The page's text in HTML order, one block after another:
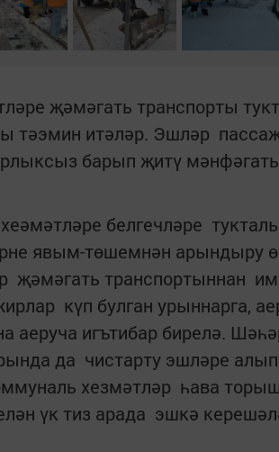
җәмәгать транспорты
тәэмин итәләр. Эшләр
барып җитү
белгечләре
явым-төшемнән арындыру
җәмәгать транспортыннан
күп булган урыннарга,
аеруча игътибар бирелә.
да чистарту эшләре
хезмәтләр һава
үк тиз арада эшкә